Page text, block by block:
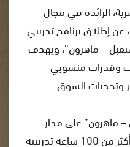
الرائدة في مجال
عن إطلاق برنامج تدريبي
– ماهرون”، ويهدف
وقدرات منسوبي
وتحديات السوق
– ماهرون” على مدار
عامين، ويقدم للمشاركين فيه أكثر من 100 ساعة تدريبية